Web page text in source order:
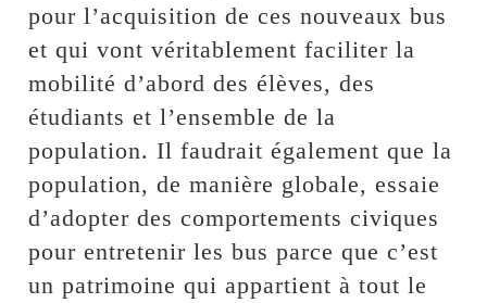
pour l’acquisition de ces nouveaux bus
et qui vont véritablement faciliter la
mobilité d’abord des élèves, des
étudiants et l’ensemble de la
population. Il faudrait également que la
population, de manière globale, essaie
d’adopter des comportements civiques
pour entretenir les bus parce que c’est
un patrimoine qui appartient à tout le